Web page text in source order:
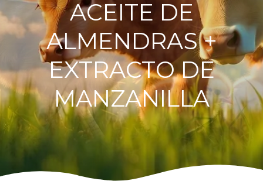
ACEITE DE
ALMENDRAS +
EXTRACTO DE
MANZANILLA